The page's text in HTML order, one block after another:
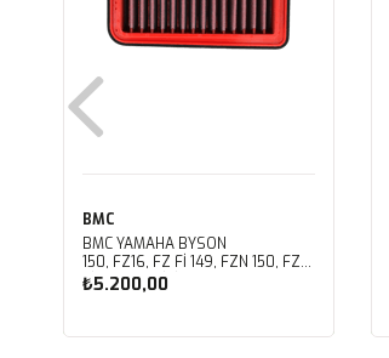
BMC
BMC YAMAHA BYSON
150, FZ16, FZ FI 149, FZN 150, FZS
FI V3 KUTU İÇİ PERFORMANS
HAVA FİLTRESİ FM01147
₺5.200,00